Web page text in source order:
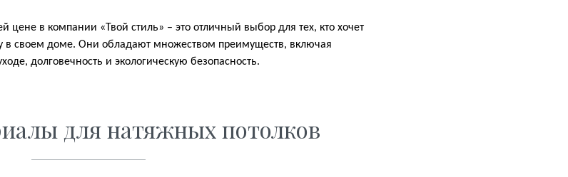
в компании «Твой стиль» – это отличный выбор для тех, кто хочет
в своем доме. Они обладают множеством преимуществ, включая
долговечность и экологическую безопасность.
для натяжных потолков